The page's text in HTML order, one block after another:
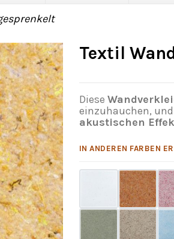
Textil
Diese
einzuhauchen,
akustischen
IN ANDEREN FARBEN